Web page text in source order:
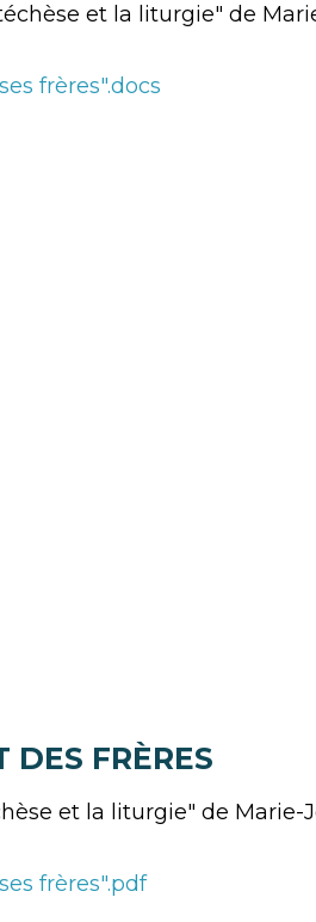
et la liturgie" de
frères".docs
DES FRÈRES
et la liturgie" de
frères".pdf